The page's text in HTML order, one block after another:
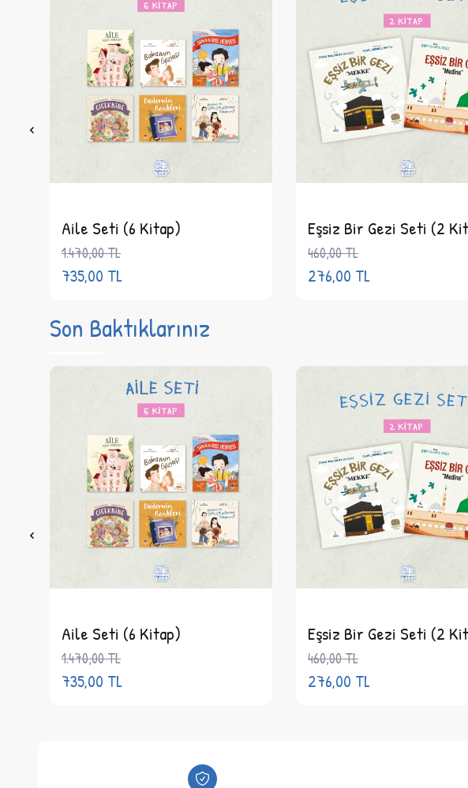
Aile Seti (6 Kitap)
1.470,00TL
735,00 TL
Eşsiz Bir Gezi Seti (2
460,00TL
276,00 TL
Son Baktıklarınız
Aile Seti (6 Kitap)
1.470,00TL
735,00 TL
Eşsiz Bir Gezi Seti (2
460,00TL
276,00 TL